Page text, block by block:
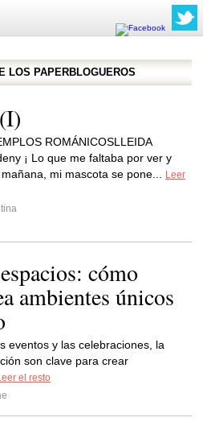
LOS PAPERBLOGUEROS
ROMÁNICOSLLEIDA
¡ Lo que me faltaba por ver y
mi mascota se pone...
Leer
cómo
ambientes únicos
eventos y las celebraciones, la
son clave para crear
el resto